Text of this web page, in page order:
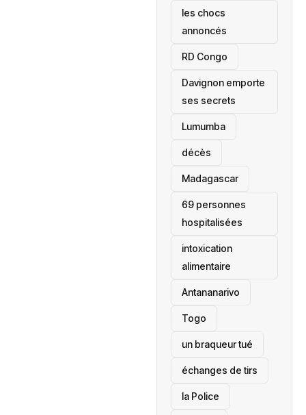
les chocs
annoncés
‎RD Congo
Davignon emporte
ses secrets
Lumumba
décès
‎Madagascar
69 personnes
hospitalisées
intoxication
alimentaire
Antananarivo
‎Togo
un braqueur tué
échanges de tirs
la Police